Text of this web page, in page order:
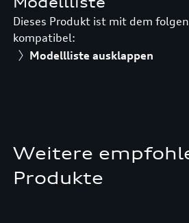
Dieses Produkt ist mit dem
kompatibel:
Modellliste ausklappen
Weitere
Produkte